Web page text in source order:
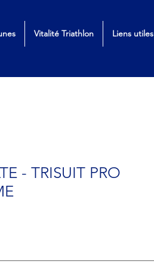
Vitalité Triathlon Liens utiles
- TRISUIT PRO